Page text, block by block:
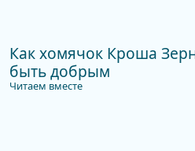
Как хомячок Кроша
быть добрым
Читаем вместе